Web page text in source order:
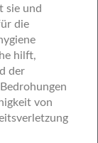
sie und
die
hilft,
der
von